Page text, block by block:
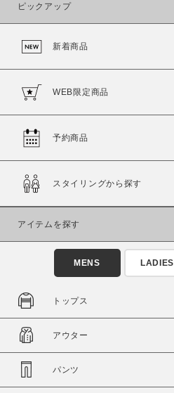
ピックアップ
新着商品
WEB限定商品
予約商品
スタイリングから探す
アイテムを探す
MENS LADIES
トップス
アウター
パンツ